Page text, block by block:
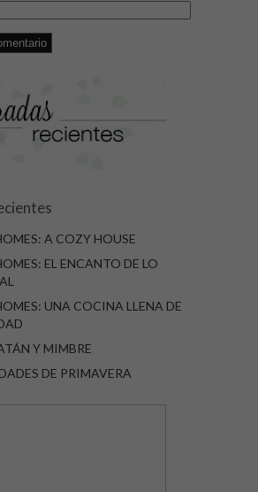
A COZY HOUSE
EL ENCANTO DE LO
UNA COCINA LLENA DE
Y MIMBRE
DE PRIMAVERA